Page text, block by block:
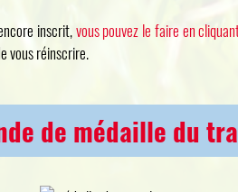
inscrit,vous pouvez le faire en
vous réinscrire.
de médaille du